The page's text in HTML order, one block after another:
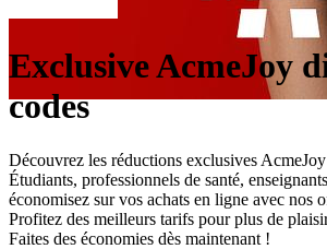
Exclusive AcmeJoy
codes
Découvrez les réductions exclusives
Étudiants, professionnels de santé,
économisez sur vos achats en ligne avec nos
Profitez des meilleurs tarifs pour plus de
Faites des économies dès maintenant !